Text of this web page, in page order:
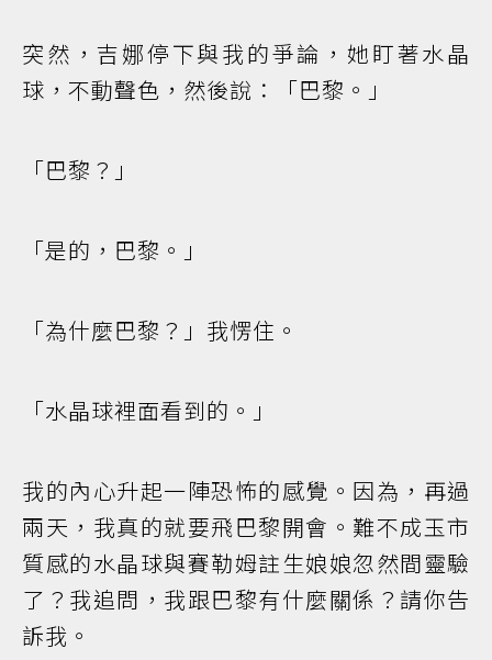
突然，吉娜停下與我的爭論，她盯著水晶
球，不動聲色，然後說：「巴黎。」
「巴黎？」
「是的，巴黎。」
「為什麼巴黎？」我愣住。
「水晶球裡面看到的。」
我的內心升起一陣恐怖的感覺。因為，再過
兩天，我真的就要飛巴黎開會。難不成玉市
質感的水晶球與賽勒姆註生娘娘忽然間靈驗
了？我追問，我跟巴黎有什麼關係？請你告
訴我。